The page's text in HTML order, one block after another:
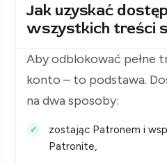
Jak uzyskać
wszystkich treści
Aby odblokować pełne
konto – to podstawa.
na dwa sposoby:
zostając Patronem i
Patronite,